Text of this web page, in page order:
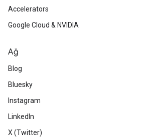
Accelerators
Google Cloud & NVIDIA
Ağ
Blog
Bluesky
Instagram
LinkedIn
X (Twitter)